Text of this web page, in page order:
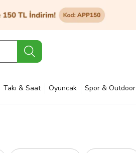
Takı & Saat Oyuncak Spor & Outdoor